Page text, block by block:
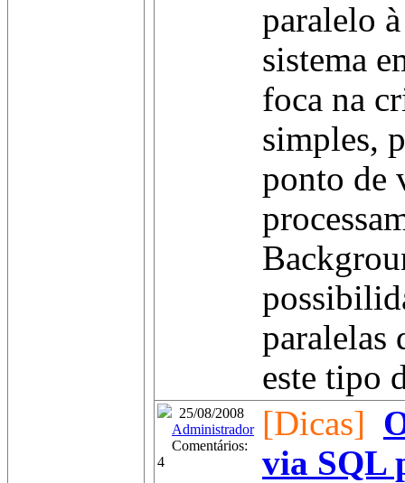
paralelo
sistema
foca na
simples,
ponto de
paralelas
este tipo
25/08/2008
Administrador
Comentários:
4
[Dicas]
via SQL